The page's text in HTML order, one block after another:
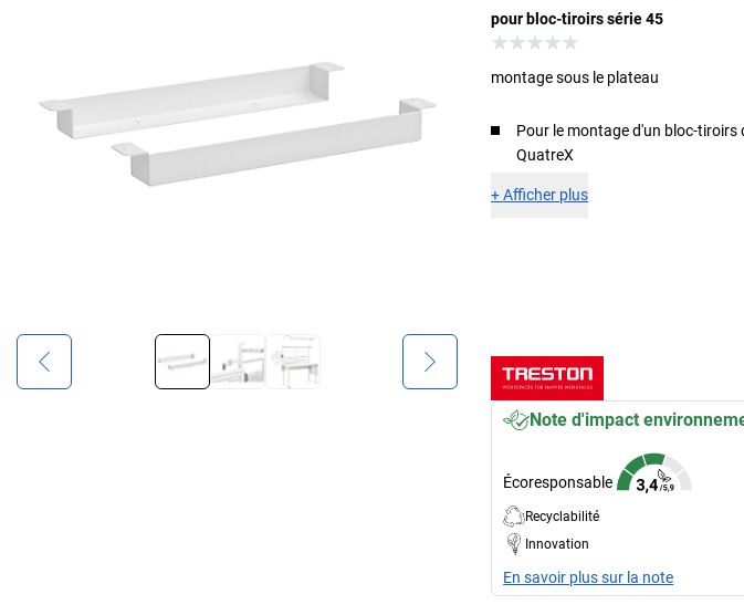
pour bloc-tiroirs série 45
montage sous le plateau
Pour le montage d'un bloc-tiroirs
QuatreX
+Afficher plus
Note d'impact
Écoresponsable
Recyclabilité
Innovation
En savoir plus sur la note